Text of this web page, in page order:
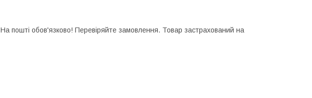
пошті обов'язково! Перевіряйте замовлення. Товар застрахований на